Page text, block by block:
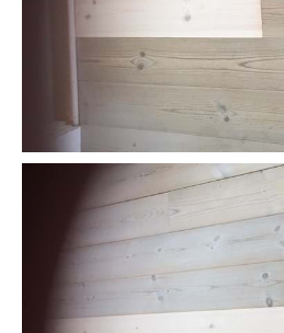
Pletleksikon